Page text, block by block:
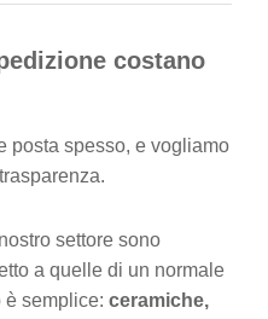
costano
posta spesso, e vogliamo
settore sono
a quelle di un normale
è semplice: ceramiche,